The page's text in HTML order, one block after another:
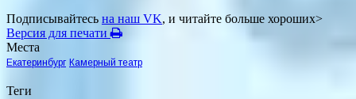
Подписывайтесь на наш VK, и читайте больше хороших>
Версия для печати
Места
Екатеринбург Камерный театр
Теги